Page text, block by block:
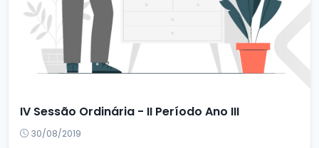
IV Sessão Ordinária - II Período Ano III
30/08/2019